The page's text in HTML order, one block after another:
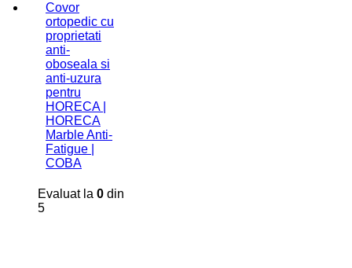
Covor
ortopedic cu
proprietati
anti-
oboseala si
anti-uzura
pentru
HORECA |
HORECA
Marble Anti-
Fatigue |
COBA
Evaluat la 0 din
5